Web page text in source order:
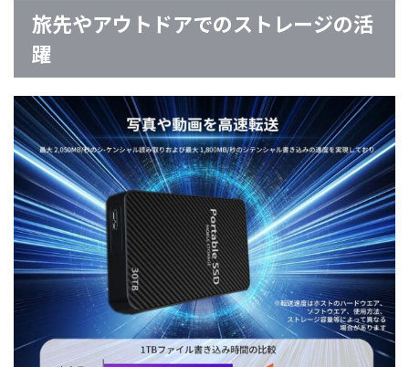
旅先やアウトドアでのストレージの活
躍